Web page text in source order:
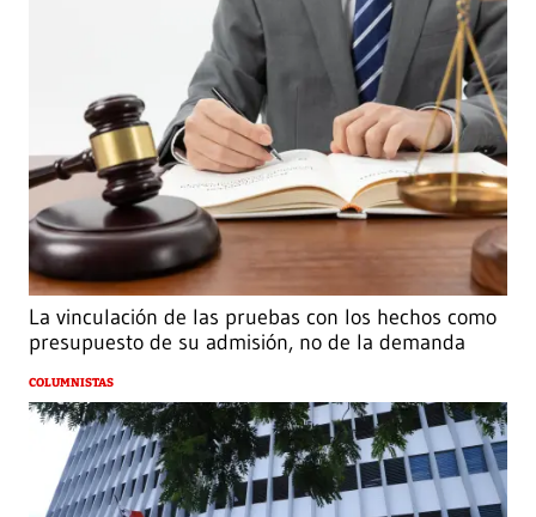
La vinculación de las pruebas con los hechos como
presupuesto de su admisión, no de la demanda
COLUMNISTAS